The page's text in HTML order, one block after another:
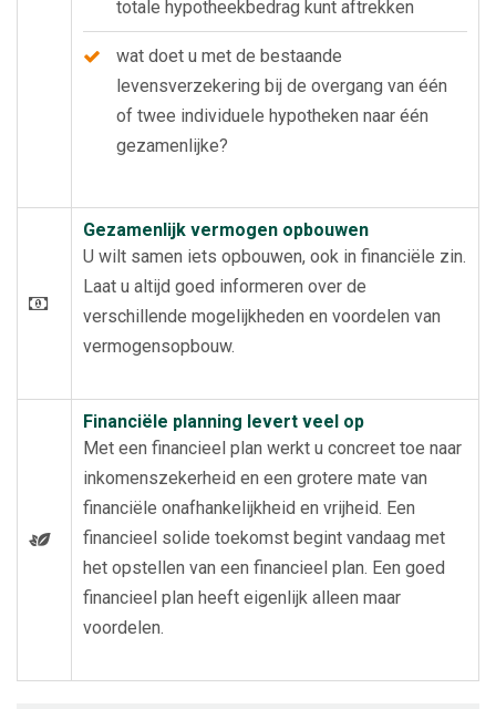
totale hypotheekbedrag kunt aftrekken
wat doet u met de bestaande
levensverzekering bij de overgang van één
of twee individuele hypotheken naar één
gezamenlijke?
Gezamenlijk vermogen opbouwen
U wilt samen iets opbouwen, ook in financiële zin.
Laat u altijd goed informeren over de
verschillende mogelijkheden en voordelen van
vermogensopbouw.
Financiële planning levert veel op
Met een financieel plan werkt u concreet toe naar
inkomenszekerheid en een grotere mate van
financiële onafhankelijkheid en vrijheid. Een
financieel solide toekomst begint vandaag met
het opstellen van een financieel plan. Een goed
financieel plan heeft eigenlijk alleen maar
voordelen.